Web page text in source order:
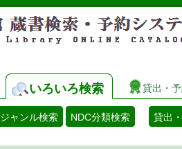
いろいろ検索 貸出・
ジャンル検索 NDC分類検索 貸出